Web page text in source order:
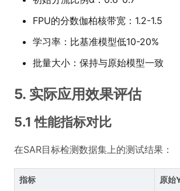
FPU的分数伽柏核带宽：1.2-1.5
学习率：比基准模型低10-20%
批量大小：保持与原始模型一致
5. 实际应用效果评估
5.1 性能指标对比
在SAR目标检测数据集上的测试结果：
指标 原始